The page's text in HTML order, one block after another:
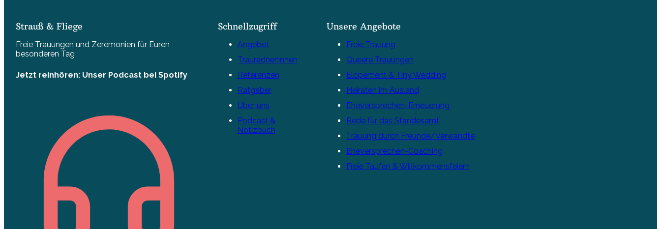
Strauß & Fliege
Freie Trauungen und Zeremonien für Euren
besonderen Tag
Jetzt reinhören: Unser Podcast bei Spotify
Schnellzugriff
Angebot
Trauredner:innen
Referenzen
Ratgeber
Über uns
Podcast &
Notizbuch
Unsere Angebote
Freie Trauung
Queere Trauungen
Elopement & Tiny Wedding
Heiraten im Ausland
Eheversprechen-Erneuerung
Rede für das Standesamt
Trauung durch Freunde/Verwandte
Eheversprechen-Coaching
Freie Taufen & Willkommensfeiern